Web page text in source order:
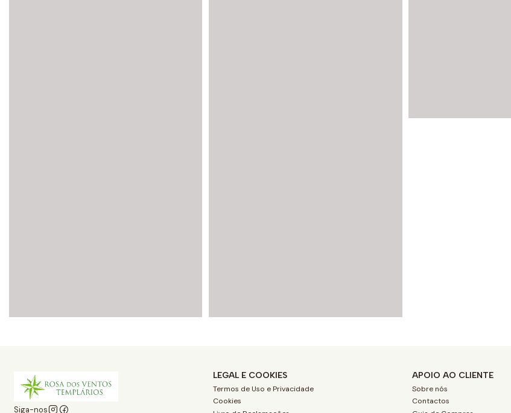
Siga-nos
LEGAL E COOKIES
Termos de Uso e Privacidade
Cookies
APOIO AO CLIENTE
Sobre nós
Contactos